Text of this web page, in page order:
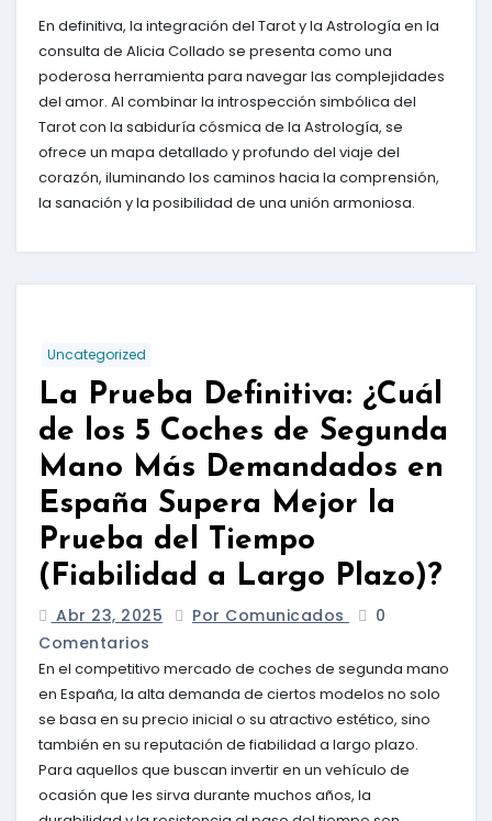
En definitiva, la integración del Tarot y la Astrología en la
consulta de Alicia Collado se presenta como una
poderosa herramienta para navegar las complejidades
del amor. Al combinar la introspección simbólica del
Tarot con la sabiduría cósmica de la Astrología, se
ofrece un mapa detallado y profundo del viaje del
corazón, iluminando los caminos hacia la comprensión,
la sanación y la posibilidad de una unión armoniosa.
Uncategorized
La Prueba Definitiva: ¿Cuál
de los 5 Coches de Segunda
Mano Más Demandados en
España Supera Mejor la
Prueba del Tiempo
(Fiabilidad a Largo Plazo)?
Abr 23, 2025 Por Comunicados
0
Comentarios
En el competitivo mercado de coches de segunda mano
en España, la alta demanda de ciertos modelos no solo
se basa en su precio inicial o su atractivo estético, sino
también en su reputación de fiabilidad a largo plazo.
Para aquellos que buscan invertir en un vehículo de
ocasión que les sirva durante muchos años, la